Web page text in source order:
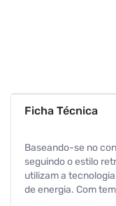
Ficha Técnica
Baseando-se no
seguindo o estilo
utilizam a
de energia. Com